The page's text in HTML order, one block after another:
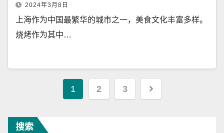
2024年3月8日
上海作为中国最繁华的城市之一，美食文化丰富多样。
烧烤作为其中…
文
1 2 3
搜索